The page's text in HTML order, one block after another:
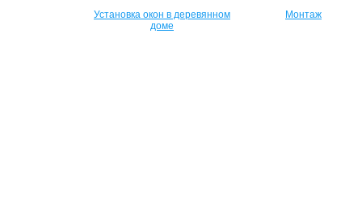
Установка окон в деревянном
доме
Монтаж